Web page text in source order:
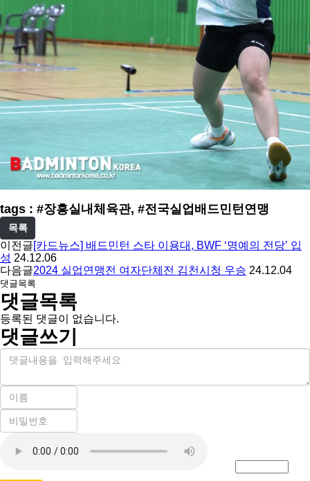
tags : #장흥실내체육관, #전국실업배드민턴연맹
목록
이전글[카드뉴스] 배드민턴 스타 이용대, BWF ‘명예의 전당’ 입
성 24.12.06
다음글2024 실업연맹전 여자단체전 김천시청 우승 24.12.04
댓글목록
댓글목록
등록된 댓글이 없습니다.
댓글쓰기
내
이
필
수
비
밀